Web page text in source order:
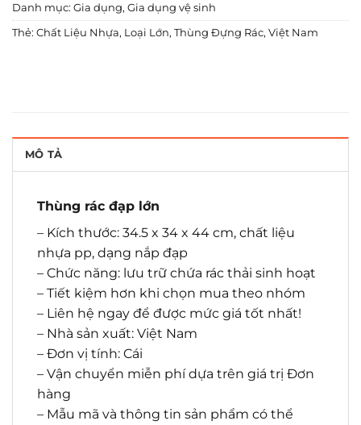
Danh mục: Gia dụng, Gia dụng vệ sinh
Thẻ: Chất Liệu Nhựa, Loại Lớn, Thùng Đựng Rác, Việt Nam
MÔ TẢ
Thùng rác đạp lớn
– Kích thước: 34.5 x 34 x 44 cm, chất liệu
nhựa pp, dạng nắp đạp
– Chức năng: lưu trữ chứa rác thải sinh hoạt
– Tiết kiệm hơn khi chọn mua theo nhóm
– Liên hệ ngay để được mức giá tốt nhất!
– Nhà sản xuất: Việt Nam
– Đơn vị tính: Cái
– Vận chuyển miễn phí dựa trên giá trị Đơn
hàng
– Mẫu mã và thông tin sản phẩm có thể